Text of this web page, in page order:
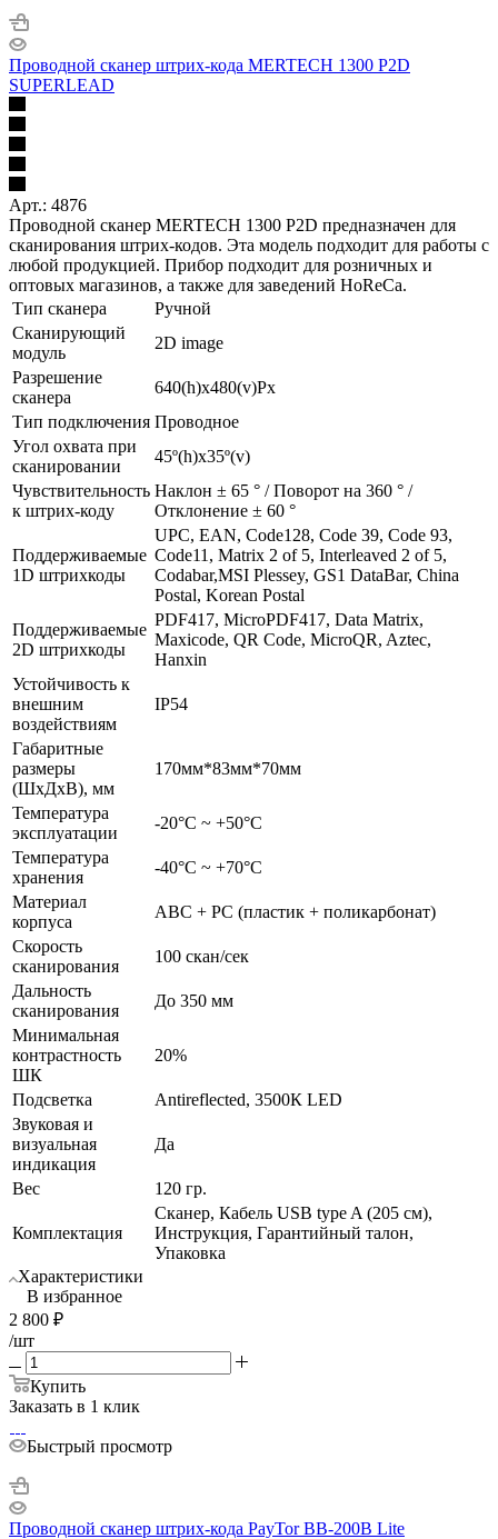
Проводной сканер штрих-кода MERTECH 1300 P2D
SUPERLEAD
Арт.: 4876
Проводной сканер MERTECH 1300 P2D предназначен для
сканирования штрих-кодов. Эта модель подходит для работы с
любой продукцией. Прибор подходит для розничных и
оптовых магазинов, а также для заведений HoReCa.
Тип сканера
Ручной
Сканирующий
модуль
2D image
Разрешение
сканера
640(h)х480(v)Px
Тип подключения Проводное
Угол охвата при
сканировании
45º(h)x35º(v)
Чувствительность
к штрих-коду
Наклон ± 65 ° / Поворот на 360 ° /
Отклонение ± 60 °
Поддерживаемые
1D штрихкоды
UPC, EAN, Code128, Code 39, Code 93,
Code11, Matrix 2 of 5, Interleaved 2 of 5,
Codabar,MSI Plessey, GS1 DataBar, China
Postal, Korean Postal
Поддерживаемые
2D штрихкоды
PDF417, MicroPDF417, Data Matrix,
Maxicode, QR Code, MicroQR, Aztec,
Hanxin
Устойчивость к
внешним
воздействиям
IP54
Габаритные
размеры
(ШхДхВ), мм
170мм*83мм*70мм
Температура
эксплуатации
-20°С ~ +50°С
Температура
хранения
-40°С ~ +70°С
Материал
корпуса
ABC + PC (пластик + поликарбонат)
Скорость
сканирования
100 скан/сек
Дальность
сканирования
До 350 мм
Минимальная
контрастность
ШК
20%
Подсветка
Antireflected, 3500К LED
Звуковая и
визуальная
индикация
Да
Вес 120 гр.
Комплектация
Сканер, Кабель USB type A (205 см),
Инструкция, Гарантийный талон,
Упаковка
Характеристики
В избранное
2 800 ₽
/шт
Купить
Заказать в 1 клик
Быстрый просмотр
Проводной сканер штрих-кода PayTor BB-200B Lite